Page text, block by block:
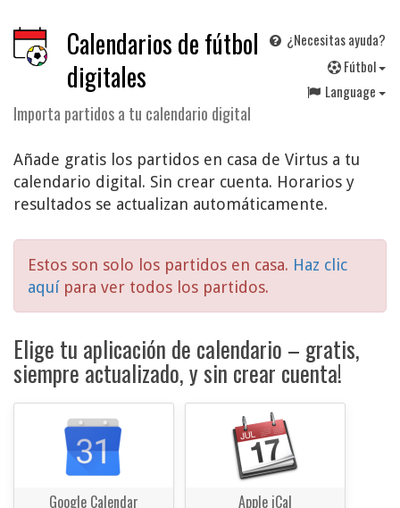
Calendarios de fútbol
digitales
Importa partidos a tu calendario digital
¿Necesitas ayuda?
Fútbol
Language
Añade gratis los partidos en casa de Virtus a tu
calendario digital. Sin crear cuenta. Horarios y
resultados se actualizan automáticamente.
Estos son solo los partidos en casa. Haz clic
aquí para ver todos los partidos.
Elige tu aplicación de calendario – gratis,
siempre actualizado, y sin crear cuenta!
Google Calendar Apple iCal